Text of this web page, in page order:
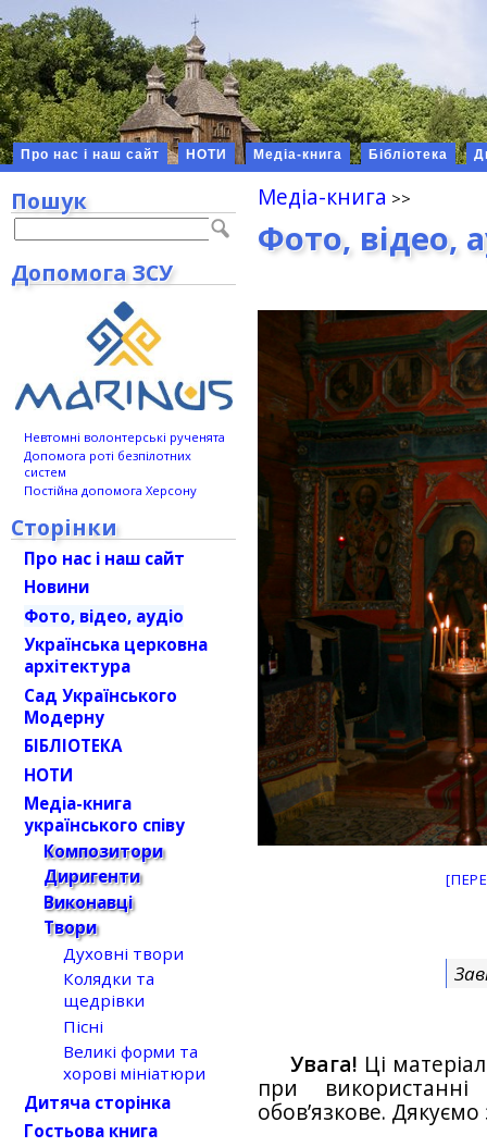
Про нас і наш сайт НОТИ Медіа-книга Бібліотека
Медіа-книга
Фото, відео,
Увага! Ці
при
обов’язкове.
Пошук
Допомога ЗСУ
Невтомні волонтерські рученята
Допомога роті безпілотних
систем
Постійна допомога Херсону
Сторінки
Про нас і наш сайт
Новини
Фото, відео, аудіо
Українська церковна
архітектура
Сад Українського
Модерну
БІБЛІОТЕКА
НОТИ
Медіа-книга
українського співу
Композитори
Диригенти
Виконавці
Твори
Духовні твори
Колядки та
щедрівки
Пісні
Великі форми та
хорові мініатюри
Дитяча сторінка
Гостьова книга